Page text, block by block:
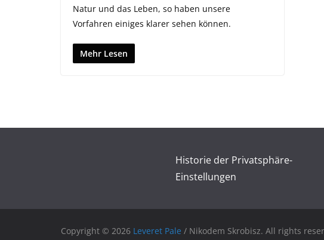
Natur und das Leben, so haben unsere
Vorfahren einiges klarer sehen können.
Mehr Lesen
Historie der Privatsphäre-
Einstellungen
Copyright © 2026 Leveret Pale / Nikodem Skrobisz. All rights